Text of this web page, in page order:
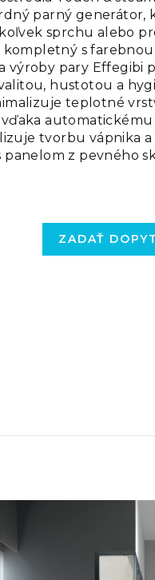
parný generátor,
sprchu alebo
s
výroby pary Effegibi
hustotou a
teplotné
automatickému
tvorbu vápnika a
z pevného
ZADAŤ DOPYT